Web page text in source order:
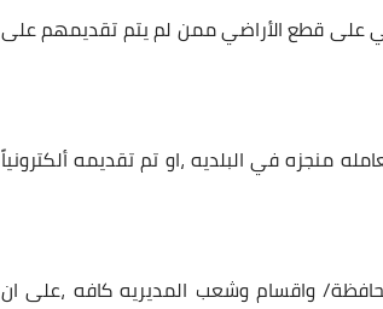
على قطع الأراضي ممن لم يتم تقديمهم على
منجزه في البلديه ،او تم تقديمه ألكترونياً
واقسام وشعب المديريه كافه ،على ان